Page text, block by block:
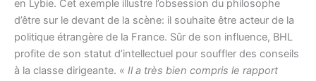
en Lybie. Cet exemple illustre l’obsession du philosophe
d’être sur le devant de la scène: il souhaite être acteur de la
politique étrangère de la France. Sûr de son influence, BHL
profite de son statut d’intellectuel pour souffler des conseils
à la classe dirigeante. « Il a très bien compris le rapport